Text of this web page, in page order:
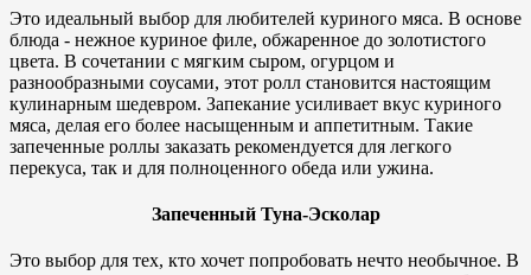
Это идеальный выбор для любителей куриного мяса. В основе
блюда - нежное куриное филе, обжаренное до золотистого
цвета. В сочетании с мягким сыром, огурцом и
разнообразными соусами, этот ролл становится настоящим
кулинарным шедевром. Запекание усиливает вкус куриного
мяса, делая его более насыщенным и аппетитным. Такие
запеченные роллы заказать рекомендуется для легкого
перекуса, так и для полноценного обеда или ужина.
Запеченный Туна-Эсколар
Это выбор для тех, кто хочет попробовать нечто необычное. В